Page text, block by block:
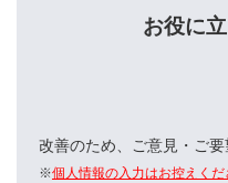
お役に
改善のため、ご意見・ご要
※個人情報の入力はお控えくだ